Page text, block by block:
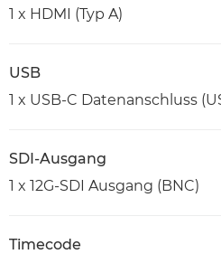
1 x HDMI (Typ A)
USB
1 x USB-C Datenanschluss
SDI-Ausgang
1 x 12G-SDI Ausgang (BNC)
Timecode